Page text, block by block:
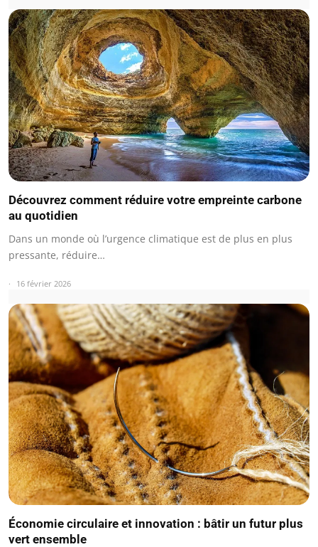
Découvrez comment réduire votre empreinte carbone
au quotidien
Dans un monde où l’urgence climatique est de plus en plus
pressante, réduire…
16 février 2026
Économie circulaire et innovation : bâtir un futur plus
vert ensemble